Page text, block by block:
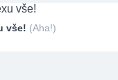
vše! (Aha!)